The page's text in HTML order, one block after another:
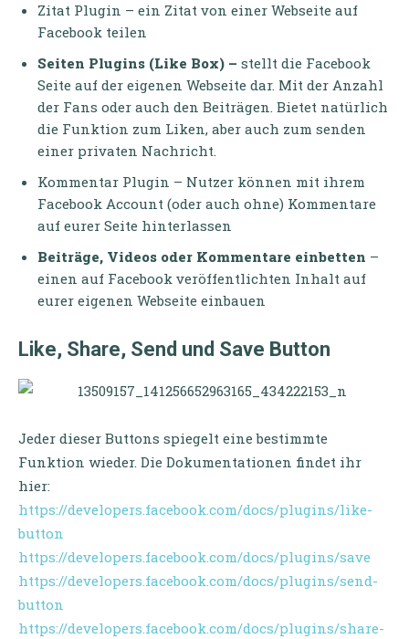
Zitat Plugin – ein Zitat von einer Webseite auf
Facebook teilen
Seiten Plugins (Like Box) – stellt die Facebook
Seite auf der eigenen Webseite dar. Mit der Anzahl
der Fans oder auch den Beiträgen. Bietet natürlich
die Funktion zum Liken, aber auch zum senden
einer privaten Nachricht.
Kommentar Plugin – Nutzer können mit ihrem
Facebook Account (oder auch ohne) Kommentare
auf eurer Seite hinterlassen
Beiträge, Videos oder Kommentare einbetten –
einen auf Facebook veröffentlichten Inhalt auf
eurer eigenen Webseite einbauen
Like, Share, Send und Save Button
Jeder dieser Buttons spiegelt eine bestimmte
Funktion wieder. Die Dokumentationen findet ihr
hier:
https://developers.facebook.com/docs/plugins/like-
button
https://developers.facebook.com/docs/plugins/save
https://developers.facebook.com/docs/plugins/send-
button
https://developers.facebook.com/docs/plugins/share-